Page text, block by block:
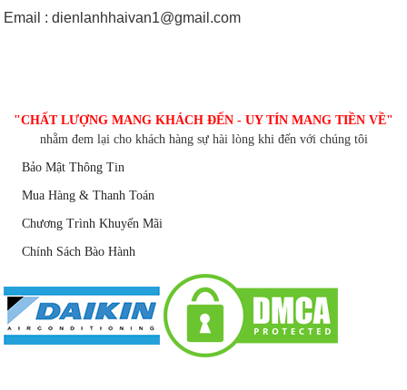
Email : dienlanhhaivan1@gmail.com
"CHẤT LƯỢNG MANG KHÁCH ĐẾN - UY TÍN MANG TIỀN VỀ"
nhằm đem lại cho khách hàng sự hài lòng khi đến với chúng tôi
Bảo Mật Thông Tin
Mua Hàng & Thanh Toán
Chương Trình Khuyến Mãi
Chính Sách Bào Hành